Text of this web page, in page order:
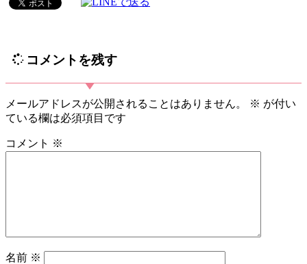
コメントを残す
メールアドレスが公開されることはありません。 ※ が付い
ている欄は必須項目です
コメント ※
名前 ※